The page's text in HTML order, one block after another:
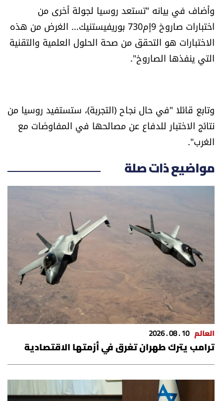
وأضاف في بيانه "تستعد روسيا لجولة أخرى من
اختبارات صاروخ 9إم730 بوريفيستنيك... الغرض من هذه
الاختبارات هو التحقق من صحة الحلول العلمية والتقنية
التي ينفذها الصاروخ".
وتابع قائلا "في حال نجاح (التجربة)، ستستفيد روسيا من
نتائج الاختبار للدفاع عن مصالحها في المفاوضات مع
الغرب".
مواضيع ذات صلة
العالم 10 . 08 . 2026
ترامب يترك طهران تغرق في أزمتها الاقتصادية